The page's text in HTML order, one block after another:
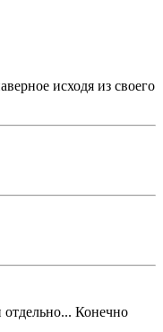
исходя из своего
Конечно